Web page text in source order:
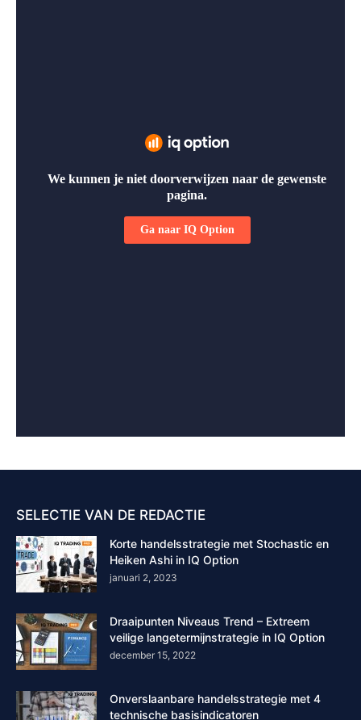
SELECTIE VAN DE REDACTIE
Korte handelsstrategie met Stochastic en
Heiken Ashi in IQ Option
januari 2, 2023
Draaipunten Niveaus Trend – Extreem
veilige langetermijnstrategie in IQ Option
december 15, 2022
Onverslaanbare handelsstrategie met 4
technische basisindicatoren